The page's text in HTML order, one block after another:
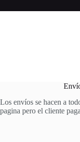
Los envíos se hacen a
pagina pero el cliente